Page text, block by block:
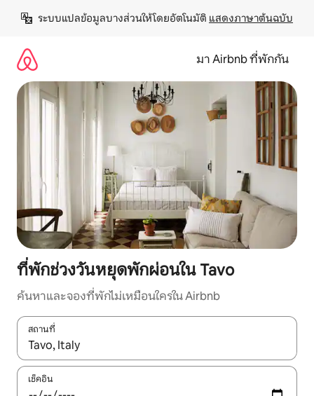
เนื้อหา
ระบบแปลข้อมูลบางส่วนให้โดยอัตโนมัติ แสดงภาษาต้นฉบับ
มา Airbnb ที่พักกัน
ที่พักช่วงวันหยุดพักผ่อนใน Tavo
ค้นหาและจองที่พักไม่เหมือนใครใน Airbnb
สถานที่
ใช้ลูกศรขึ้นลง หรือใช้การสัมผัสหรือปัด เพื่อสำรวจผลการค้นหา
เช็คอิน